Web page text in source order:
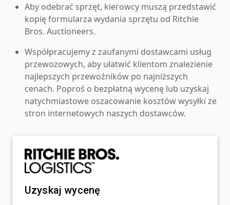
Aby odebrać sprzęt, kierowcy muszą przedstawić
kopię formularza wydania sprzętu od Ritchie
Bros. Auctioneers.
Współpracujemy z zaufanymi dostawcami usług
przewozowych, aby ułatwić klientom znalezienie
najlepszych przewoźników po najniższych
cenach. Poproś o bezpłatną wycenę lub uzyskaj
natychmiastowe oszacowanie kosztów wysyłki ze
stron internetowych naszych dostawców.
Uzyskaj wycenę